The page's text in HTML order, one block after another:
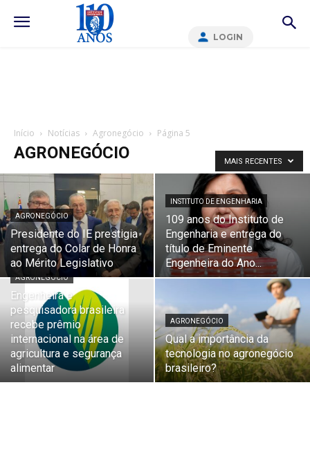
LOGIN
Início Notícias Agronegócio Página 5
AGRONEGÓCIO MAIS RECENTES
AGRONEGÓCIO
Presidente do IE prestigia
entrega do Colar de Honra
ao Mérito Legislativo
INSTITUTO DE ENGENHARIA
109 anos do Instituto de
Engenharia e entrega do
título de Eminente
Engenheira do Ano...
AGRONEGÓCIO
Engenheira e
pesquisadora brasileira
recebe prêmio
internacional na área de
agricultura e segurança
alimentar
AGRONEGÓCIO
Qual a importância da
tecnologia no agronegócio
brasileiro?